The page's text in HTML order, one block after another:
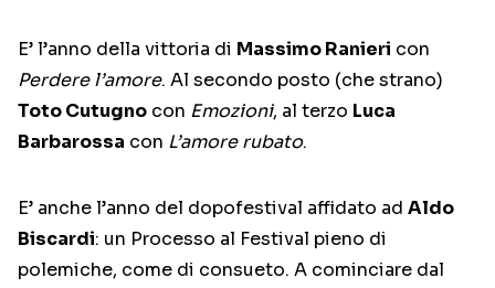
E’ l’anno della vittoria di Massimo Ranieri con
Perdere l’amore. Al secondo posto (che strano)
Toto Cutugno con Emozioni, al terzo Luca
Barbarossa con L’amore rubato.
E’ anche l’anno del dopofestival affidato ad Aldo
Biscardi: un Processo al Festival pieno di
polemiche, come di consueto. A cominciare dal